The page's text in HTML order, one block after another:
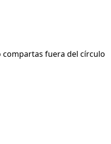
compartas fuera del círculo